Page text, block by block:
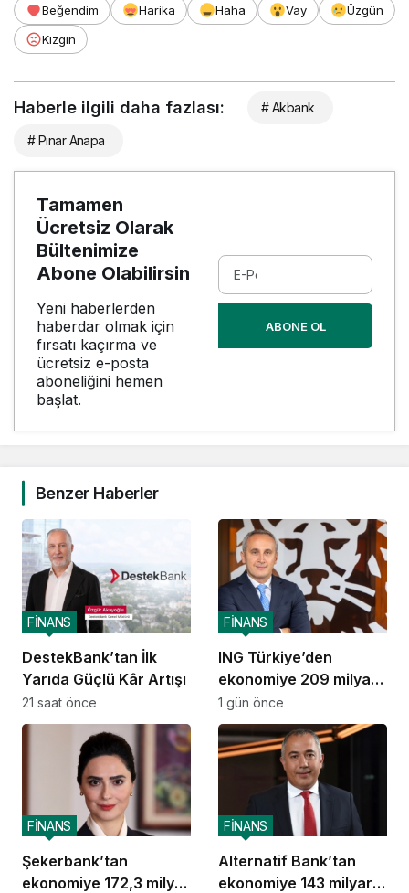
Beğendim Harika Haha Vay
Üzgün
Kızgın
Haberle ilgili daha fazlası: # Akbank
# Pınar Anapa
Tamamen
Ücretsiz Olarak
Bültenimize
Abone Olabilirsin
Yeni haberlerden
haberdar olmak için
fırsatı kaçırma ve
ücretsiz e-posta
aboneliğini hemen
başlat.
ABONE OL
Benzer Haberler
DestekBank’tan İlk
Yarıda Güçlü Kâr Artışı
FİNANS
21 saat önce
ING Türkiye’den
ekonomiye 209 milyar
TL destek
FİNANS
1 gün önce
Şekerbank’tan
ekonomiye 172,3 milyar
FİNANS
Alternatif Bank’tan
ekonomiye 143 milyar
FİNANS